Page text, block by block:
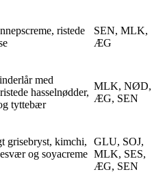
ristede
SEN, MLK,
ÆG
med
hasselnødder,
tyttebær
MLK, NØD,
ÆG, SEN
grisebryst, kimchi,
og soyacreme
GLU, SOJ,
MLK, SES,
ÆG, SEN